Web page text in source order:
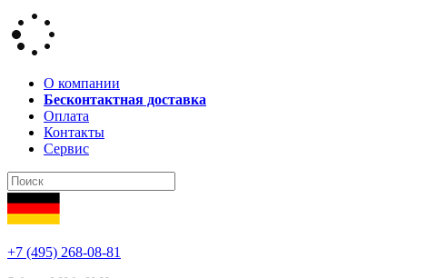
О компании
Бесконтактная доставка
Оплата
Контакты
Сервис
+7 (495) 268-08-81